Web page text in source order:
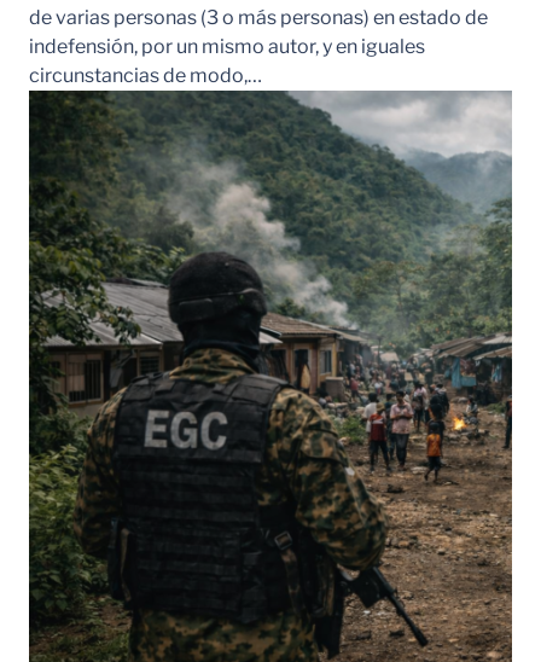
de varias personas (3 o más personas) en estado de
indefensión, por un mismo autor, y en iguales
circunstancias de modo,…